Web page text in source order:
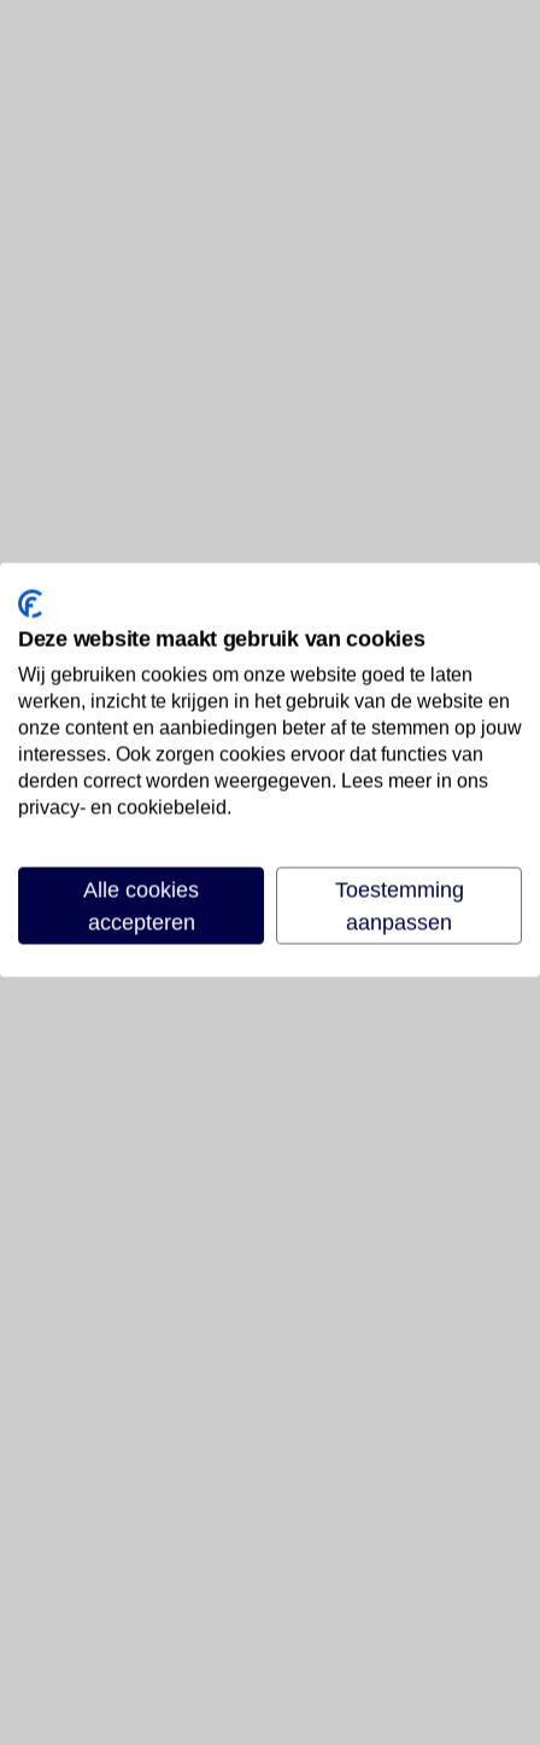
Deze website maakt gebruik van cookies
Wij gebruiken cookies om onze website goed te laten
werken, inzicht te krijgen in het gebruik van de website en
onze content en aanbiedingen beter af te stemmen op jouw
interesses. Ook zorgen cookies ervoor dat functies van
derden correct worden weergegeven. Lees meer in ons
privacy- en cookiebeleid.
Alle cookies
accepteren
Toestemming
aanpassen